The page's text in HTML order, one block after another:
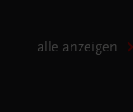
alle anzeigen